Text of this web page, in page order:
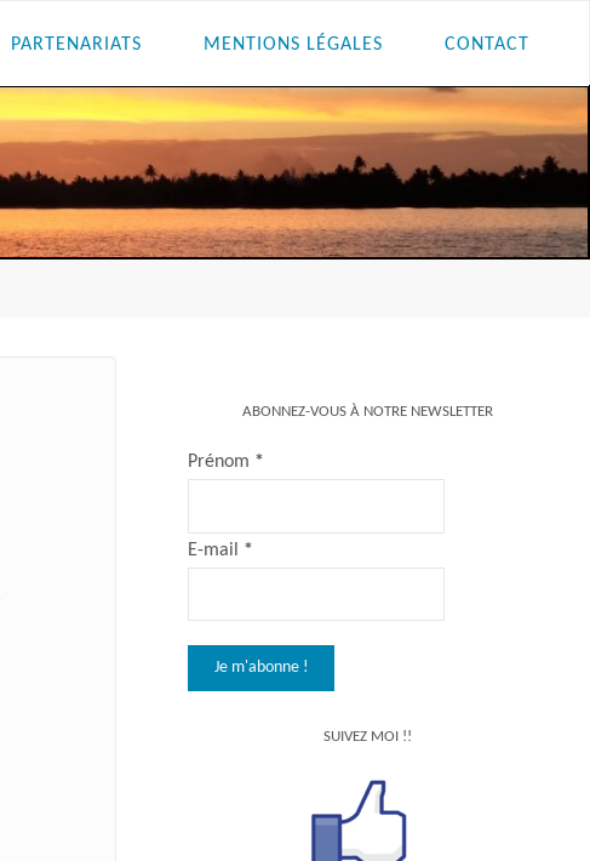
PARTENARIATS MENTIONS LÉGALES CONTACT
ABONNEZ-VOUS À NOTRE NEWSLETTER
Prénom *
E-mail *
SUIVEZ MOI !!